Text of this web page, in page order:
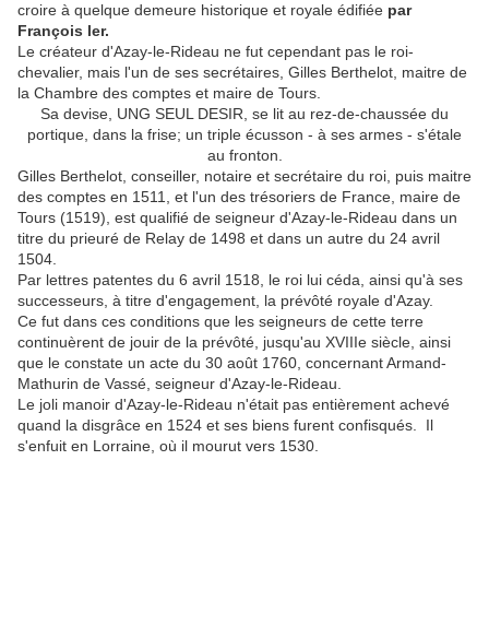
croire à quelque demeure historique et royale édifiée par
François ler.
Le créateur d'Azay-le-Rideau ne fut cependant pas le roi-
chevalier, mais l'un de ses secrétaires, Gilles Ber­thelot, maitre de
la Chambre des comptes et maire de Tours.
Sa devise, UNG SEUL DESIR, se lit au rez-de-chaussée du
portique, dans la frise; un triple écusson - à ses armes - s'étale
au fronton.
Gilles Berthelot, conseiller, notaire et secrétaire du roi, puis maitre
des comptes en 1511, et l'un des trésoriers de France, maire de
Tours (1519), est qualifié de seigneur d'Azay-le-Rideau dans un
titre du prieuré de Relay de 1498 et dans un autre du 24 avril
1504.
Par lettres patentes du 6 avril 1518, le roi lui céda, ainsi qu'à ses
successeurs, à titre d'engagement, la prévôté royale d'Azay.
Ce fut dans ces conditions que les seigneurs de cette terre
continuèrent de jouir de la prévôté, jusqu'au XVIIIe siècle, ainsi
que le constate un acte du 30 août 1760, concernant Armand-
Mathurin de Vassé, seigneur d'Azay-le-Rideau.
Le joli manoir d'Azay-le-Rideau n'était pas entièrement achevé
quand la disgrâce en 1524 et ses biens furent confisqués. Il
s'enfuit en Lorraine, où il mourut vers 1530.